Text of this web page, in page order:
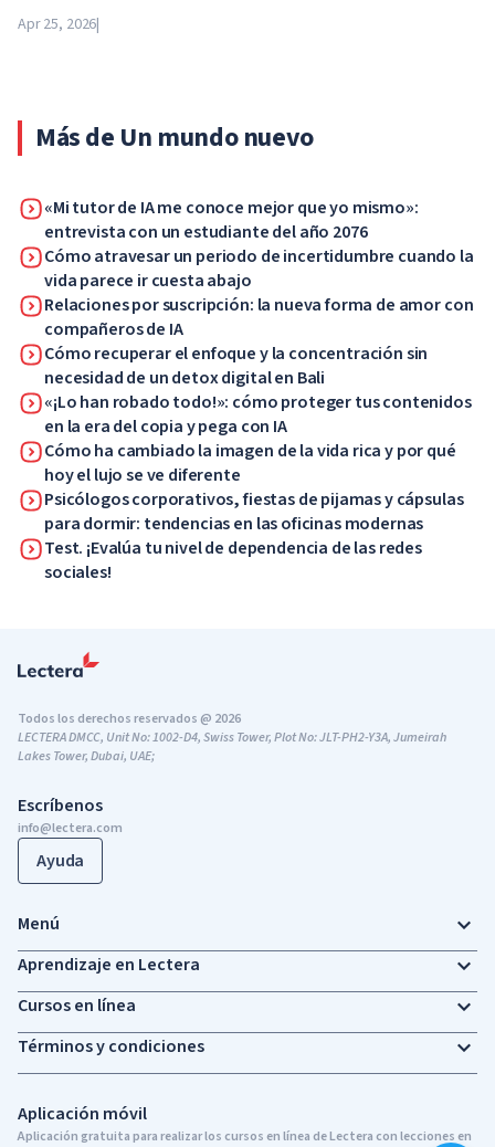
colegios y universidades pasan a la enseñanza a distancia por
Apr 25, 2026|
Más de Un mundo nuevo
«Mi tutor de IA me conoce mejor que yo mismo»:
entrevista con un estudiante del año 2076
Cómo atravesar un periodo de incertidumbre cuando la
vida parece ir cuesta abajo
Relaciones por suscripción: la nueva forma de amor con
compañeros de IA
Cómo recuperar el enfoque y la concentración sin
necesidad de un detox digital en Bali
«¡Lo han robado todo!»: cómo proteger tus contenidos
en la era del copia y pega con IA
Cómo ha cambiado la imagen de la vida rica y por qué
hoy el lujo se ve diferente
Psicólogos corporativos, fiestas de pijamas y cápsulas
para dormir: tendencias en las oficinas modernas
Test. ¡Evalúa tu nivel de dependencia de las redes
sociales!
Escríbenos
info@lectera.com
Ayuda
Aplicación móvil
Aplicación gratuita para realizar los cursos en línea de Lectera con lecciones en
Todos los derechos reservados @ 2026
LECTERA DMCC, Unit No: 1002-D4, Swiss Tower, Plot No: JLT-PH2-Y3A, Jumeirah
Lakes Tower, Dubai, UAE;
Menú
Aprendizaje en Lectera
Cursos en línea
Términos y condiciones